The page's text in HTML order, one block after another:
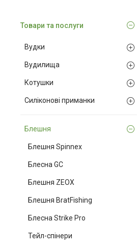
Товари та послуги
Вудки
Вудилища
Котушки
Силіконові приманки
Блешня
Блешня Spinnex
Блесна GC
Блешня ZEOX
Блешня BratFishing
Блесна Strike Pro
Тейл-спінери